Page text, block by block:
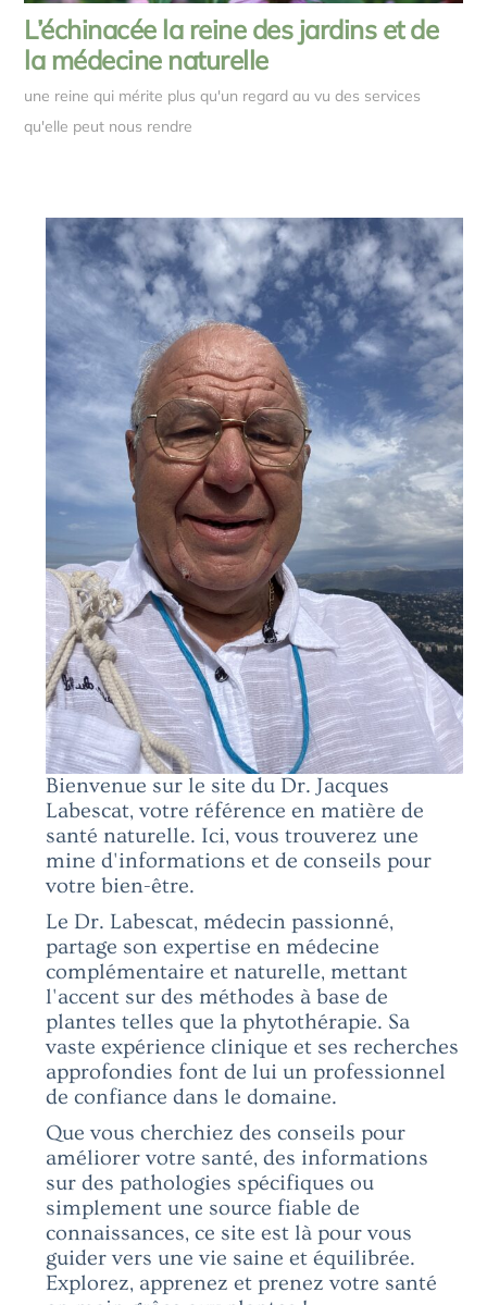
L’échinacée la reine des jardins et de
la médecine naturelle
une reine qui mérite plus qu'un regard au vu des services
qu'elle peut nous rendre
Bienvenue sur le site du Dr. Jacques
Labescat, votre référence en matière de
santé naturelle. Ici, vous trouverez une
mine d'informations et de conseils pour
votre bien-être.
Le Dr. Labescat, médecin passionné,
partage son expertise en médecine
complémentaire et naturelle, mettant
l'accent sur des méthodes à base de
plantes telles que la phytothérapie. Sa
vaste expérience clinique et ses recherches
approfondies font de lui un professionnel
de confiance dans le domaine.
Que vous cherchiez des conseils pour
améliorer votre santé, des informations
sur des pathologies spécifiques ou
simplement une source fiable de
connaissances, ce site est là pour vous
guider vers une vie saine et équilibrée.
Explorez, apprenez et prenez votre santé